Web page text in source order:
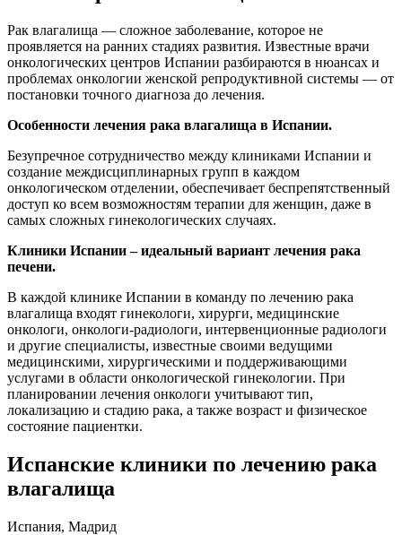
Рак влагалища — сложное заболевание, которое не
проявляется на ранних стадиях развития. Известные врачи
онкологических центров Испании разбираются в нюансах и
проблемах онкологии женской репродуктивной системы — от
постановки точного диагноза до лечения.
Особенности лечения рака влагалища в Испании.
Безупречное сотрудничество между клиниками Испании и
создание междисциплинарных групп в каждом
онкологическом отделении, обеспечивает беспрепятственный
доступ ко всем возможностям терапии для женщин, даже в
самых сложных гинекологических случаях.
Клиники Испании – идеальный вариант лечения рака
печени.
В каждой клинике Испании в команду по лечению рака
влагалища входят гинекологи, хирурги, медицинские
онкологи, онкологи-радиологи, интервенционные радиологи
и другие специалисты, известные своими ведущими
медицинскими, хирургическими и поддерживающими
услугами в области онкологической гинекологии. При
планировании лечения онкологи учитывают тип,
локализацию и стадию рака, а также возраст и физическое
состояние пациентки.
Испанские клиники по лечению рака
влагалища
Испания, Мадрид